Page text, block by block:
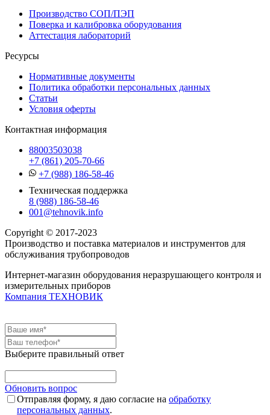
Производство СОП/ПЭП
Поверка и калибровка оборудования
Аттестация лабораторий
Ресурсы
Нормативные документы
Политика обработки персональных данных
Статьи
Условия оферты
Контактная информация
88003503038
+7 (861) 205-70-66
+7 (988) 186-58-46
Техническая поддержка
8 (988) 186-58-46
001@tehnovik.info
Copyright © 2017-2023
Производство и поставка материалов и инструментов для
обслуживания трубопроводов
Интернет-магазин оборудования неразрушающего контроля и
измерительных приборов
Компания ТЕХНОВИК
Выберите правильный ответ
Обновить вопрос
Отправляя форму, я даю согласие на обработку
персональных данных.